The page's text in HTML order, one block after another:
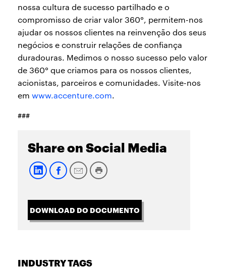
nossa cultura de sucesso partilhado e o
compromisso de criar valor 360°, permitem-nos
ajudar os nossos clientes na reinvenção dos seus
negócios e construir relações de confiança
duradouras. Medimos o nosso sucesso pelo valor
de 360° que criamos para os nossos clientes,
acionistas, parceiros e comunidades. Visite-nos
em www.accenture.com.
###
Share on Social Media
DOWNLOAD DO DOCUMENTO
INDUSTRY TAGS